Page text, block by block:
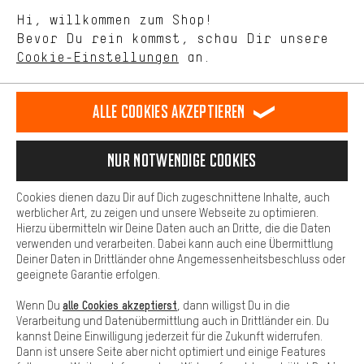
Deutsch
DE english
EN español
ES français
FR
VERTRAG WIDERRUFEN Aachener Community Affiliateprogramm
Datenschutz Allgemeine Geschäftsbedingungen
Hinweisgebersystem Hinweise zur Batterieentsorgung
Cookie-Einstellungen Kontrast ändern
Alle Preise verstehen sich in Euro und exkl. MwSt zuzüglich
Versandkostenfür Lieferung nachUSA.
Hi, willkommen zum Shop!
Bevor Du rein kommst, schau Dir unsere
Cookie-Einstellungen an.
selbst Einfluss auf die Verbesserung unserer Webseite und
unseres Shop-Angebots.
Dein Shopping-Erlebnis wird komfortabler. Mit Komfort-Cookies
stellen wir Verknüpfungen zu Social Media Plattformen her. So
können wir dir weitere nützliche Inhalte und Informationen zur
Verfügung stellen. Zudem hast du die Möglichkeit zusätzliche
Services zu nutzen, die es dir erleichtern die richtigen Produkte zu
finden. Beispielsweise bieten wir eine Chat-Funktion an, damit
Fragen schnell und unkompliziert beantwortet werden können.
Basis
Basis-Cookies gewährleisten, dass Du unsere Webseite
grundsätzlich nutzen kannst.
Alle Cookies akzeptieren
Nur Notwendige Cookies
Cookies dienen dazu Dir auf Dich zugeschnittene Inhalte, auch
werblicher Art, zu zeigen und unsere Webseite zu optimieren.
Hierzu übermitteln wir Deine Daten auch an Dritte, die die Daten
verwenden und verarbeiten. Dabei kann auch eine Übermittlung
Deiner Daten in Drittländer ohne Angemessenheitsbeschluss oder
geeignete Garantie erfolgen.
Wenn Du alle Cookies akzeptierst , dann willigst Du in die
Verarbeitung und Datenübermittlung auch in Drittländer ein. Du
kannst Deine Einwilligung jederzeit für die Zukunft widerrufen.
Dann ist unsere Seite aber nicht optimiert und einige Features